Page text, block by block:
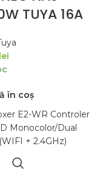
TUYA 16A
lei
în coș